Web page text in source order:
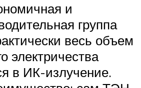
и
группа
весь объем
электричества
в ИК-излучение.